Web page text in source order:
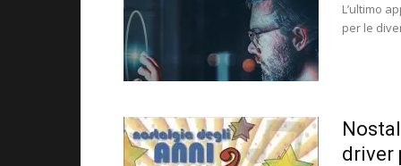
L’ultimo
per le
driver